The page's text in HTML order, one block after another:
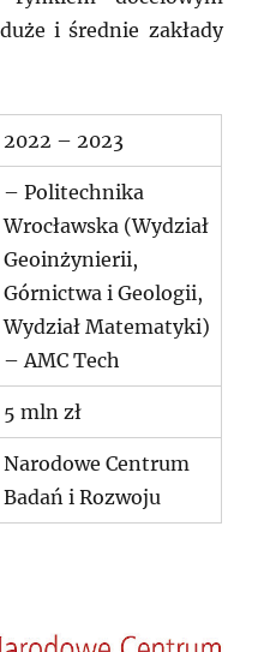
i średnie zakłady
2022 – 2023
– Politechnika
Wrocławska (Wydział
Geoinżynierii,
Górnictwa i Geologii,
Wydział Matematyki)
– AMC Tech
5 mln zł
Narodowe Centrum
Badań i Rozwoju